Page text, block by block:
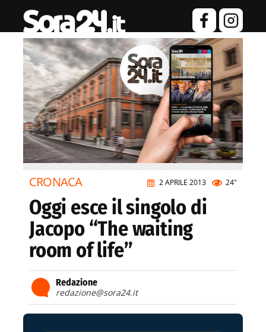
2 APRILE 2013 24"
CRONACA
Oggi esce il singolo di
Jacopo “The waiting
room of life”
Redazione
redazione@sora24.it